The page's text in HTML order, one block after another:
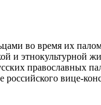
во время их
этнокультурной
православных
вице-